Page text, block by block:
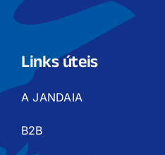
Links úteis
A JANDAIA
B2B